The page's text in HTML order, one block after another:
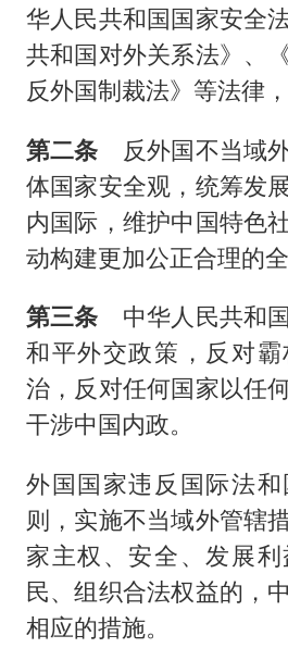
华人民共和国国家安全
共和国对外关系法》、
反外国制裁法》等法律
第二条 反外国不当域
体国家安全观，统筹发
内国际，维护中国特色
动构建更加公正合理的全
第三条 中华人民共和
和平外交政策，反对
治，反对任何国家以任
干涉中国内政。
外国国家违反国际法
则，实施不当域外管辖
家主权、安全、发展
民、组织合法权益的，
相应的措施。